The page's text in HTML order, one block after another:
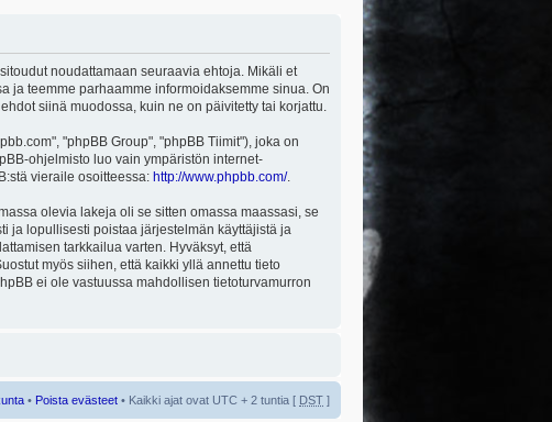
noudattamaan seuraavia ehtoja. Mikäli et
ja teemme parhaamme informoidaksemme sinua. On
siinä muodossa, kuin ne on päivitetty tai korjattu.
"phpBB Group", "phpBB Tiimit"), joka on
ohjelmisto luo vain ympäristön internet-
vieraile osoitteessa: http://www.phpbb.com/.
olevia lakeja oli se sitten omassa maassasi, se
ja lopullisesti poistaa järjestelmän käyttäjistä ja
tarkkailua varten. Hyväksyt, että
myös siihen, että kaikki yllä annettu tieto
ei ole vastuussa mahdollisen tietoturvamurron
• Poista evästeet • Kaikki ajat ovat UTC + 2 tuntia [ DST ]